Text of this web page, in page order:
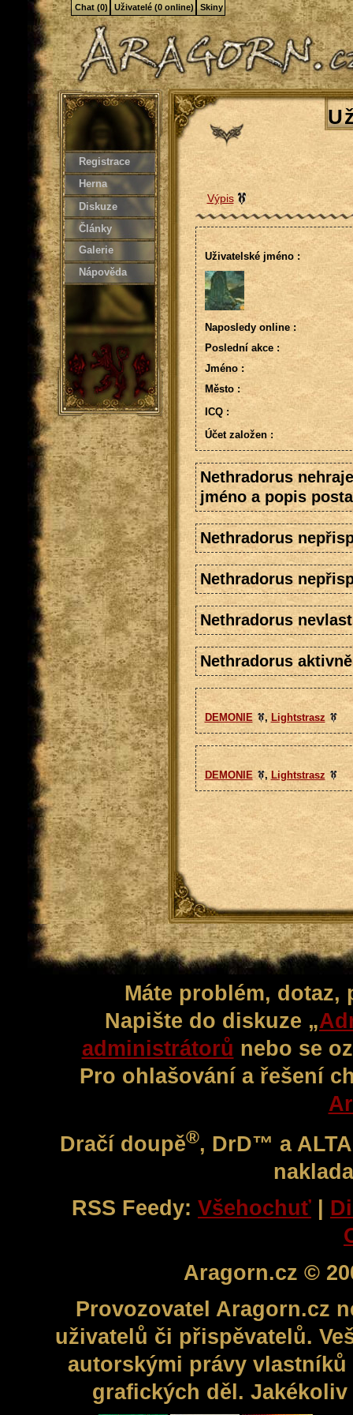
Registrace
Herna
Diskuze
Články
Galerie
Nápověda
Výpis
Uživatelské jméno :
Naposledy online :
Poslední akce :
Jméno :
Město :
ICQ :
Účet založen :
Nethradorus
jméno a popis
Nethradorus
Nethradorus
Nethradorus
Nethradorus
DEMONIE , Lightstrasz
DEMONIE ,Lightstrasz
Máte problém,
Napište do diskuze „
administrátorů nebo se
Pro ohlašování a řešení
Dračí doupě®, DrD™ a
RSS Feedy: Všehochuť
Aragorn.cz ©
Provozovatel Aragorn.cz
uživatelů či přispěvatelů.
autorskými právy
grafických děl.
Chat (0) Uživatelé (0 online) Skiny